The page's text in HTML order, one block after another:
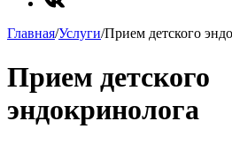
Главная/Услуги/Прием детского
Прием детского
эндокринолога